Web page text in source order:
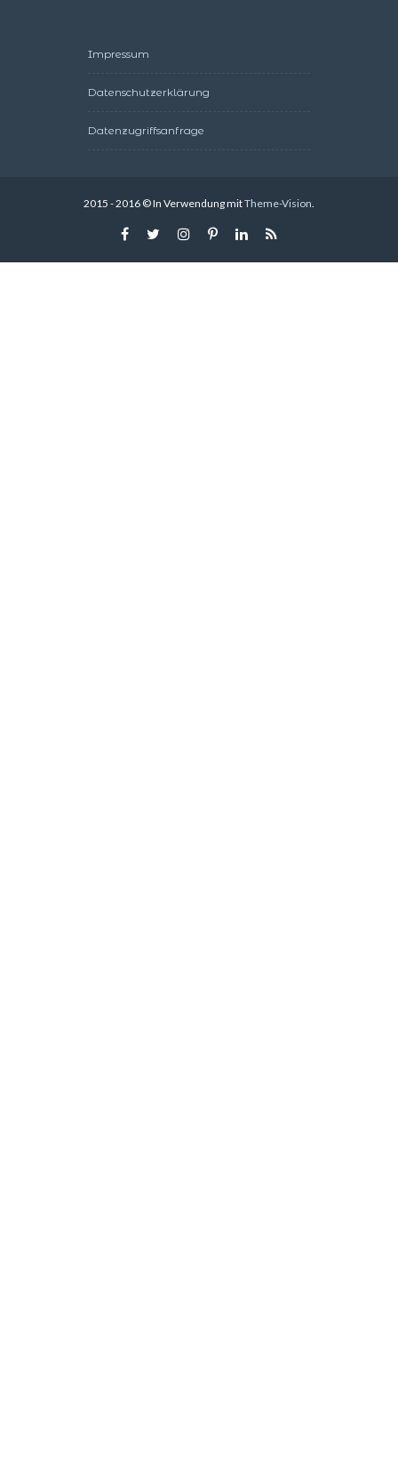
Impressum
Datenschutzerklärung
Datenzugriffsanfrage
2015 - 2016 © In Verwendung mitTheme-Vision